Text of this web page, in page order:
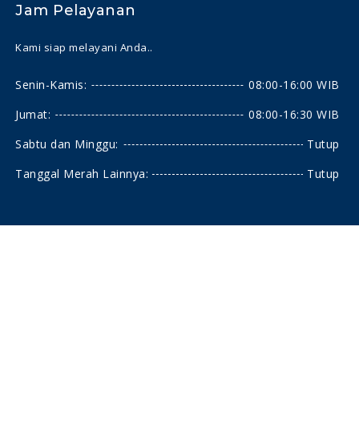
Jam Pelayanan
Kami siap melayani Anda..
Senin-Kamis:
08:00-16:00 WIB
Jumat:
08:00-16:30 WIB
Sabtu dan Minggu:
Tutup
Tanggal Merah Lainnya:
Tutup